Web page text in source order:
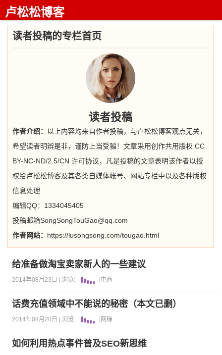
卢松松博客
读者投稿的专栏首页
读者投稿
作者介绍： 以上内容均来自作者投稿，与卢松松博客观点无关，
希望读者明辨是非，谨防上当受骗！文章采用创作共用版权 CC
BY-NC-ND/2.5/CN 许可协议，凡是投稿的文章表明该作者以授
权给卢松松博客及其各类自媒体帐号、网站专栏中以及各种版权
信息处理
编辑QQ：1334045405
投稿邮箱SongSongTouGao@qq.com
作者网站： https://lusongsong.com/tougao.html
给准备做淘宝卖家新人的一些建议
2014年08月23日 | 浏览: 电商
话费充值领域中不能说的秘密（本文已删）
2014年08月20日 | 浏览: 网赚
如何利用热点事件普及SEO新思维